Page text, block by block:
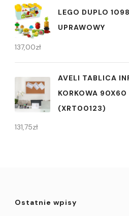
LEGO DUPLO
UPRAWOWY
137,00zł
AVELI TABLICA
KORKOWA
(XRT00123)
131,75zł
Ostatnie wpisy